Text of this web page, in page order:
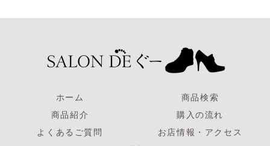
ホーム
商品検索
商品紹介
購入の流れ
よくあるご質問
お店情報・アクセス